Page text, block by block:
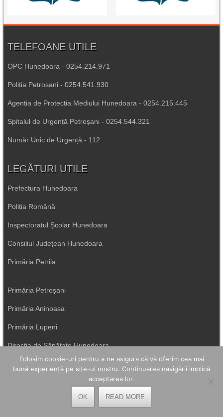
TELEFOANE UTILE
OPC Hunedoara - 0254.214.971
Poliția Petroșani - 0254.541.930
Agenția de Protecția Mediului Hunedoara - 0254.215.445
Spitalul de Urgență Petroșani - 0254.544.321
Număr Unic de Urgență - 112
LEGĂTURI UTILE
Prefectura Hunedoara
Poliția Română
Inspectoratul Școlar Hunedoara
Consiliul Județean Hunedoara
Primăria Petrila
Primăria Petroșani
Primăria Aninoasa
Primăria Lupeni
Direcția de Sănătate Hunedoara
Primăria Uricani
Folosim cookie-uri pentru a ne asigura că vă oferim cea mai
bună experiență pe site-ul nostru. Continuarea navigării implică
acceptarea lor.
OK READ MORE